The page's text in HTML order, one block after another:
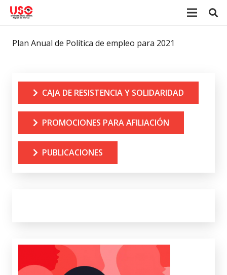
Plan Anual de Política de empleo para 2021
CAJA DE RESISTENCIA Y SOLIDARIDAD
PROMOCIONES PARA AFILIACIÓN
PUBLICACIONES